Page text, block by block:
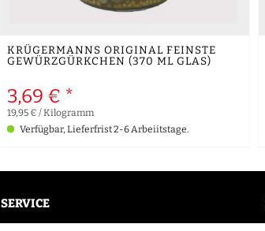
KRÜGERMANNS ORIGINAL FEINSTE
GEWÜRZGÜRKCHEN (370 ML GLAS)
3,69 € *
19,95 € / Kilogramm
Verfügbar, Lieferfrist 2-6 Arbeiitstage.
SERVICE